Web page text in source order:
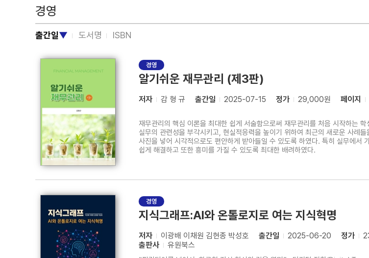
경영
출간일▼ 도서명 ISBN
경영
알기쉬운 재무관리 (제3판)
저자 감 형 규 출간일 2025-07-15 정가 29,000원 페이지
재무관리의 핵심 이론을 최대한 쉽게 서술함으로써 재무관리를 처음 시작하는
실무의 관련성을 부각시키고, 현실적응력을 높이기 위하여 최근의 새로운 사례
사진을 넣어 시각적으로도 편안하게 받아들일 수 있도록 하였다. 특히 실무에서
쉽게 해결하고 또한 흥미를 가질 수 있도록 최대한 배려하였다.
경영
지식그래프:AI와 온톨로지로 여는 지식혁명
저자 이광배 이채원 김현종 박성호 출간일 2025-06-20 정가
출판사
유원북스